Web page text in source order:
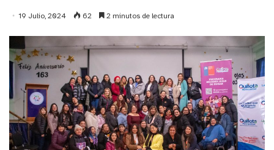
19 Julio, 2024 62 2 minutos de lectura